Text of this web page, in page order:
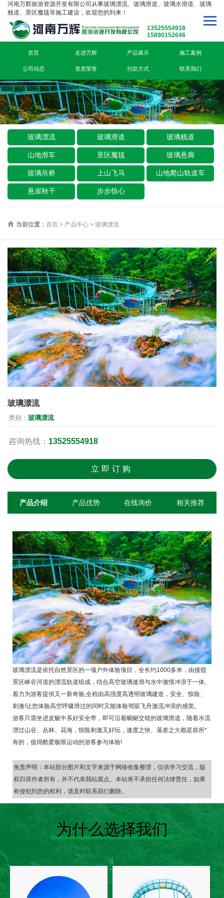
河南万辉旅游资源开发有限公司从事玻璃漂流、玻璃滑道、玻璃水滑道、玻璃
栈道、景区魔毯等施工建设，欢迎您的到来！
13525554918
15890152646
首页 走进万辉 产品展示 施工案例
公司动态 资质荣誉 付款方式 联系我们
玻璃漂流 玻璃滑道 玻璃栈道
山地滑车 景区魔毯 玻璃悬廊
玻璃吊桥 上山飞马 山地爬山轨道车
悬崖秋千 步步惊心
当前位置： 首页 > 产品中心 > 玻璃漂流
玻璃漂流
类别： 玻璃漂流
咨询热线： 13525554918
立即订购
产品介绍 产品优势 在线询价 相关推荐
玻璃漂流是依托自然景区的一项户外体验项目，全长约1000多米，由接驳
景区峡谷河道的漂流轨道组成，结合高空玻璃速滑与水中激情冲浪于一体,
着力为游客提供又一新奇验,全程由高强度高透明玻璃建造，安全、惊险、
刺激!让您体验高空呼啸滑过的同时又能体验驾驭飞舟激流冲浪的感觉。
游客只需坐进皮艇中系好安全带，即可沿着蜿蜒交错的玻璃滑道，随着水流
漂过山谷、丛林、花海，惊险刺激又好玩，速度之快、落差之大都是前所*
有的，值得酷爱极限运动的游客参与体验!
免责声明：本站部分图片和文字来源于网络收集整理，仅供学习交流，版
权归原作者所有，并不代表我站观点。本站将不承担任何法律责任，如果
有侵犯到您的权利，请及时联系我们删除。
为什么选择我们